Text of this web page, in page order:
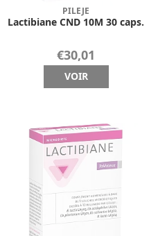
PILEJE
Lactibiane CND 10M 30 caps.
€30,01
VOIR